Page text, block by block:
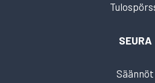
SEURA
Säännöt